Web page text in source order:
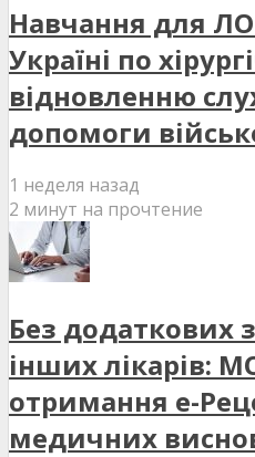
Навчання для
Україні по
відновленню
допомоги
1 неделя назад
2 минут на прочтение
Без додаткових
інших лікарів:
отримання е-
медичних